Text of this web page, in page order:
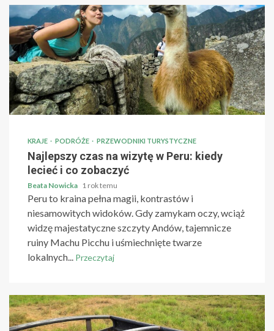
KRAJE PODRÓŻE PRZEWODNIKI TURYSTYCZNE
Najlepszy czas na wizytę w Peru: kiedy
lecieć i co zobaczyć
Beata Nowicka 1 rok temu
Peru to kraina pełna magii, kontrastów i
niesamowitych widoków. Gdy zamykam oczy, wciąż
widzę majestatyczne szczyty Andów, tajemnicze
ruiny Machu Picchu i uśmiechnięte twarze
lokalnych...
Przeczytaj